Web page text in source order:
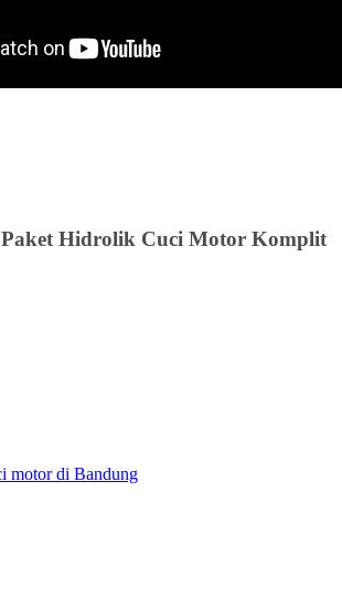
Paket Hidrolik Cuci Motor Komplit